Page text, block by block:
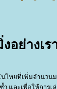
อย่างเร
ไทยที่เพิ่มจำนวน
และเพื่อให้การ